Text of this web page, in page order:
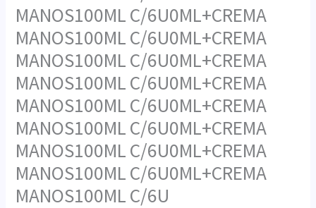
MANOS100ML C/6U0ML+CREMA
MANOS100ML C/6U0ML+CREMA
MANOS100ML C/6U0ML+CREMA
MANOS100ML C/6U0ML+CREMA
MANOS100ML C/6U0ML+CREMA
MANOS100ML C/6U0ML+CREMA
MANOS100ML C/6U0ML+CREMA
MANOS100ML C/6U0ML+CREMA
MANOS100ML C/6U